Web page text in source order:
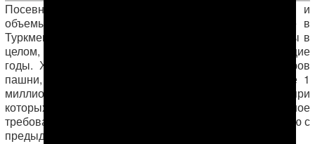
Посевные площади, отведенные под хлопчатник, и
объемы производства хлопка-сырца, установленные в
Туркменистане для каждой области и для всей страны в
целом, остались нынче такими же, как и в предыдущие
годы. Хлопчатником было засеяно 545 тысяч гектаров
пашни, с которых запланировано собрать не менее 1
миллиона 50 тысяч тонн хлопка. Однако условия, при
которых сегодня приходится убирать урожай, а главное
требования со стороны местных властей, по сравнению с
предыдущими сезонами, заметно ужесточились.